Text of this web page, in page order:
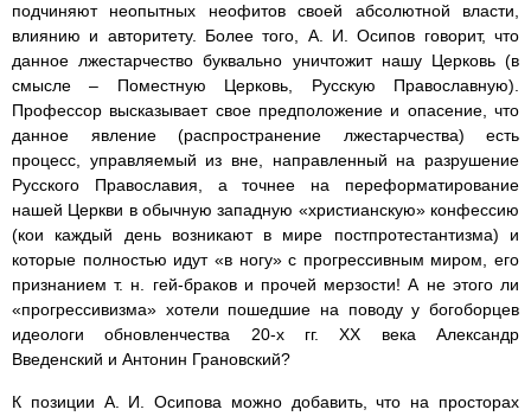
подчиняют неопытных неофитов своей абсолютной власти,
влиянию и авторитету. Более того, А. И. Осипов говорит, что
данное лжестарчество буквально уничтожит нашу Церковь (в
смысле – Поместную Церковь, Русскую Православную).
Профессор высказывает свое предположение и опасение, что
данное явление (распространение лжестарчества) есть
процесс, управляемый из вне, направленный на разрушение
Русского Православия, а точнее на переформатирование
нашей Церкви в обычную западную «христианскую» конфессию
(кои каждый день возникают в мире постпротестантизма) и
которые полностью идут «в ногу» с прогрессивным миром, его
признанием т. н. гей-браков и прочей мерзости! А не этого ли
«прогрессивизма» хотели пошедшие на поводу у богоборцев
идеологи обновленчества 20-х гг. XX века Александр
Введенский и Антонин Грановский?
К позиции А. И. Осипова можно добавить, что на просторах